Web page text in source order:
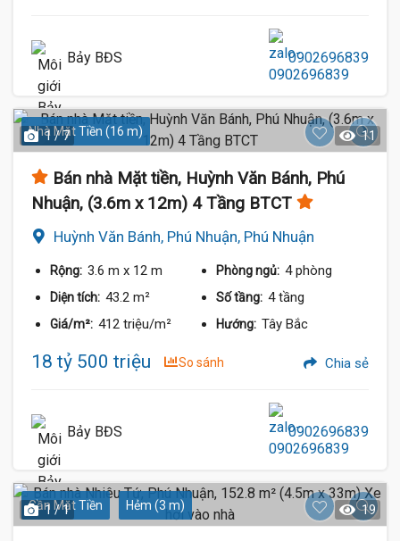
Bảy BĐS 0902696839
Nhà Mặt Tiền (16 m)
1 / 7 11
Bán nhà Mặt tiền, Huỳnh Văn Bánh, Phú
Nhuận, (3.6m x 12m) 4 Tầng BTCT
Huỳnh Văn Bánh, Phú Nhuận, Phú Nhuận
Rộng: 3.6 m x 12 m Phòng ngủ: 4 phòng
Diện tích: 43.2 m² Số tầng: 4 tầng
Giá/m²: 412 triệu/m² Hướng: Tây Bắc
18 tỷ 500 triệu So sánh Chia sẻ
Bảy BĐS 0902696839
Gần Mặt Tiền Hẻm (3 m)
1 / 1 19